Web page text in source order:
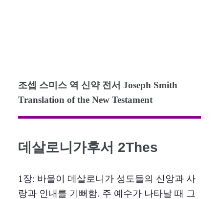
조셉 스미스 역 신약 전서 Joseph Smith
Translation of the New Testament
데살로니가후서 2Thes
1장: 바울이 데살로니가 성도들의 신앙과 사
랑과 인내를 기뻐함. 주 예수가 나타날 때 그